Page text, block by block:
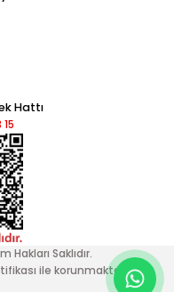
Hattı
Hakları Saklıdır.
ile korunmaktadır.